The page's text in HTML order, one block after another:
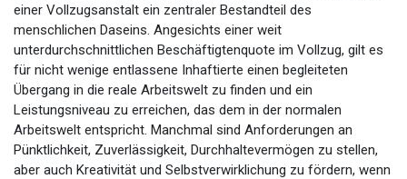
einer Vollzugsanstalt ein zentraler Bestandteil des
menschlichen Daseins. Angesichts einer weit
unterdurchschnittlichen Beschäftigtenquote im Vollzug, gilt es
für nicht wenige entlassene Inhaftierte einen begleiteten
Übergang in die reale Arbeitswelt zu finden und ein
Leistungsniveau zu erreichen, das dem in der normalen
Arbeitswelt entspricht. Manchmal sind Anforderungen an
Pünktlichkeit, Zuverlässigkeit, Durchhaltevermögen zu stellen,
aber auch Kreativität und Selbstverwirklichung zu fördern, wenn